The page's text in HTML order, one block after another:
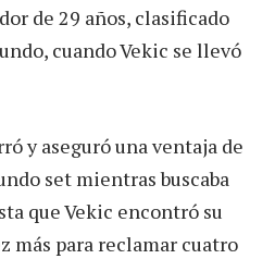
de 29 años, clasificado
cuando Vekic se llevó
y aseguró una ventaja de
set mientras buscaba
que Vekic encontró su
más para reclamar cuatro